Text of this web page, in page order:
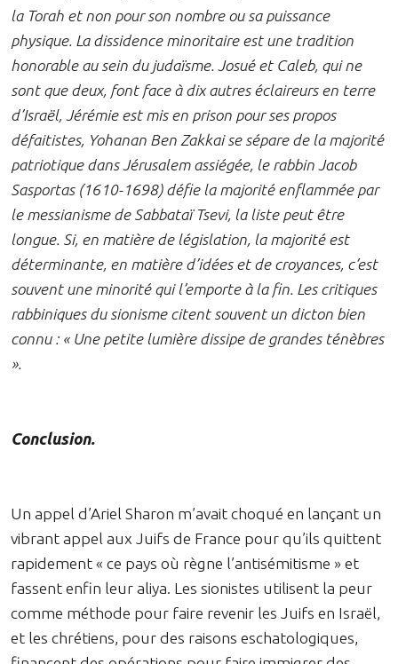
la Torah et non pour son nombre ou sa puissance
physique. La dissidence minoritaire est une tradition
honorable au sein du judaïsme. Josué et Caleb, qui ne
sont que deux, font face à dix autres éclaireurs en terre
d’Israël, Jérémie est mis en prison pour ses propos
défaitistes, Yohanan Ben Zakkai se sépare de la majorité
patriotique dans Jérusalem assiégée, le rabbin Jacob
Sasportas (1610-1698) défie la majorité enflammée par
le messianisme de Sabbataï Tsevi, la liste peut être
longue. Si, en matière de législation, la majorité est
déterminante, en matière d’idées et de croyances, c’est
souvent une minorité qui l’emporte à la fin. Les critiques
rabbiniques du sionisme citent souvent un dicton bien
connu : « Une petite lumière dissipe de grandes ténèbres
».
Conclusion.
Un appel d’Ariel Sharon m’avait choqué en lançant un
vibrant appel aux Juifs de France pour qu’ils quittent
rapidement « ce pays où règne l’antisémitisme » et
fassent enfin leur aliya. Les sionistes utilisent la peur
comme méthode pour faire revenir les Juifs en Israël,
et les chrétiens, pour des raisons eschatologiques,